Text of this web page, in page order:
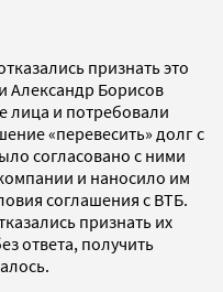
признать это
Александр Борисов
лица и потребовали
«перевесить» долг с
согласовано с ними
и наносило им
соглашения с ВТБ.
признать их
ответа, получить